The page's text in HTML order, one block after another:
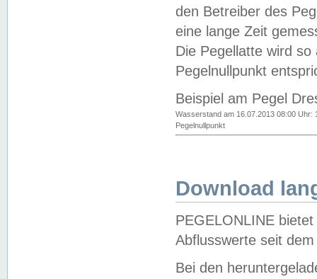
den Betreiber des
eine lange Zeit
Die Pegellatte wird
Pegelnullpunkt
Beispiel am Pegel
Wasserstand am 16.07.2013 08:00 Uhr:
Pegelnullpunkt
Download
PEGELONLINE
Abflusswerte seit
Bei den